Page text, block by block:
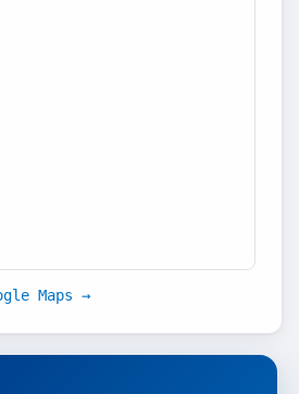
Maps →